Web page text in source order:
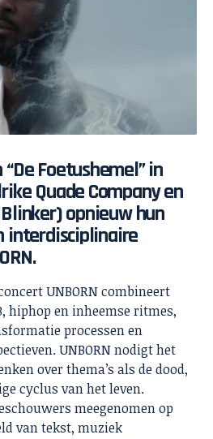
Foetushemel” in
Quade Company en
opnieuw hun
interdisciplinaire
UNBORN combineert
hiphop en inheemse ritmes,
processen en
UNBORN nodigt het
over thema’s als de dood,
cyclus van het leven.
meegenomen op
van tekst, muziek